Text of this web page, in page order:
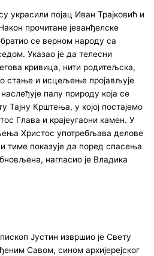
украсили појац Иван Трајковић и
прочитане јеванђелске
се верном народу са
Указао је да телесни
кривица, нити родитељска,
стање и исцељење пројављује
палу природу која се
Тајну Крштења, у којој постајемо
Глава и крајеугаони камен. У
Христос употребљава делове
тиме показује да поред спасења
нагласио је Владика
Јустин извршио је Свету
Савом, сином архијерејског